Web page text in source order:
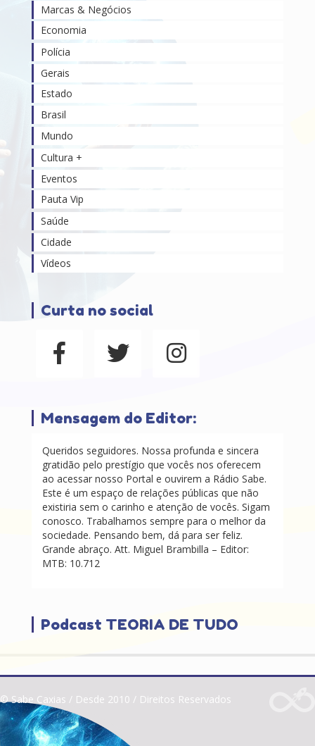
Marcas & Negócios
Economia
Polícia
Gerais
Estado
Brasil
Mundo
Cultura +
Eventos
Pauta Vip
Saúde
Cidade
Vídeos
Curta no social
Mensagem do Editor:
Queridos seguidores. Nossa profunda e sincera
gratidão pelo prestígio que vocês nos oferecem
ao acessar nosso Portal e ouvirem a Rádio Sabe.
Este é um espaço de relações públicas que não
existiria sem o carinho e atenção de vocês. Sigam
conosco. Trabalhamos sempre para o melhor da
sociedade. Pensando bem, dá para ser feliz.
Grande abraço. Att. Miguel Brambilla – Editor:
MTB: 10.712
Podcast TEORIA DE TUDO
© Sabe Caxias / Desde 2010 / Direitos Reservados